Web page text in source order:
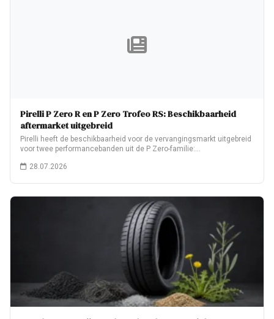
Pirelli P Zero R en P Zero Trofeo RS: Beschikbaarheid
aftermarket uitgebreid
Pirelli heeft de beschikbaarheid voor de vervangingsmarkt uitgebreid
voor twee performancebanden uit de P Zero-familie:…
28.07.2026